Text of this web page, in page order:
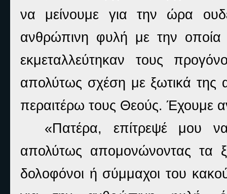
να μείνουμε για την ώρα
ανθρώπινη φυλή με την
εκμεταλλεύτηκαν τους
απολύτως σχέση με ξωτικά της
περαιτέρω τους Θεούς. Έχουμε
«Πατέρα, επίτρεψέ μου
απολύτως απομονώνοντας τα
δολοφόνοι ή σύμμαχοι του